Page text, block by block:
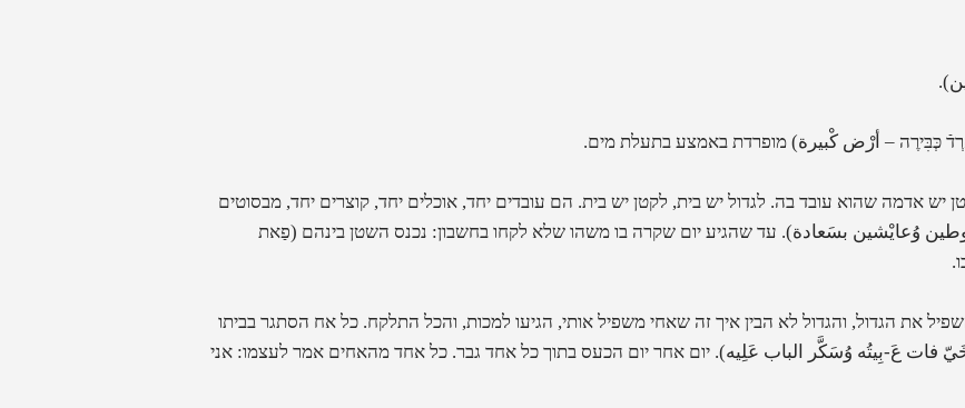
).
כְּבִּירֶה – أرْض كْبيرة)מופרדת באמצע בתעלת מים.
אדמה שהוא עובד בה. לגדול יש בית, לקטן יש בית. הם עובדים יחד, אוכלים יחד, קוצרים יחד, מבסוטים
وُعايْشين بسَعادة). עד שהגיע יום שקרה בו משהו שלא לקחו בחשבון: נכנס השטן בינהם (פַאת
את הגדול, והגדול לא הבין איך זה שאחי משפיל אותי, הגיעו למכות, והכל התלקח. כל אח הסתגר בביתו
فات عَ-بِيتُه وُسَكَّر الباب عَلِيه).יום אחר יום הכעס בתוך כל אחד גבר. כל אחד מהאחים אמר לעצמו: אני